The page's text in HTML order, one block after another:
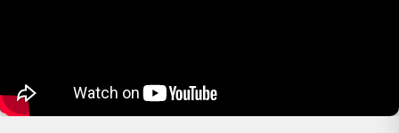
sonore de façon claire et appréciable" (Audiostream).
Cobra a aimé : des pieds permettant d’optimiser significativement la